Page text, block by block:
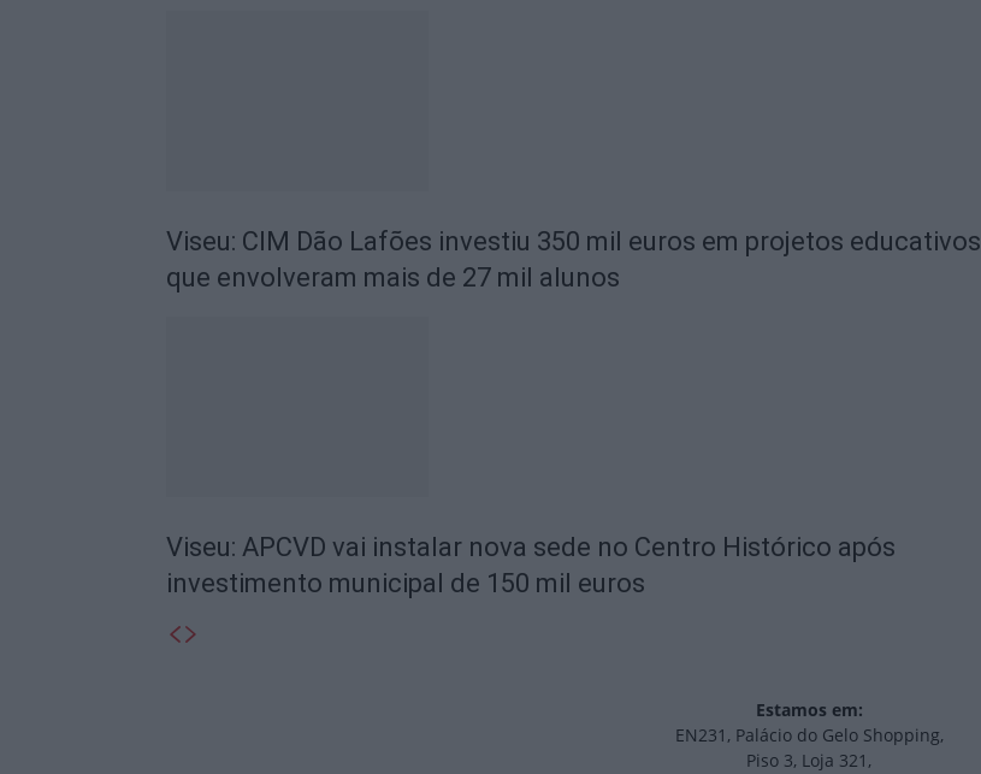
Viseu: CIM Dão Lafões investiu 350 mil euros em projetos educativos
que envolveram mais de 27 mil alunos
Viseu: APCVD vai instalar nova sede no Centro Histórico após
investimento municipal de 150 mil euros
Estamos em:
EN231, Palácio do Gelo Shopping,
Piso 3, Loja 321,